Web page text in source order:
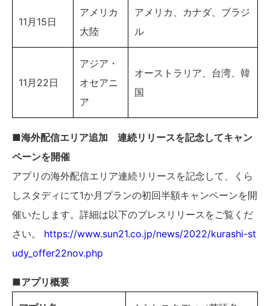
11月15日
アメリカ
大陸
アメリカ、カナダ、ブラジ
ル
11月22日
アジア・
オセアニ
ア
オーストラリア、台湾、韓
国
■海外配信エリア追加 連続リリースを記念してキャン
ペーンを開催
アプリの海外配信エリア連続リリースを記念して、くら
しスタディにて1か月プランの初回半額キャンペーンを開
催いたします。詳細は以下のプレスリリースをご覧くだ
さい。 https://www.sun21.co.jp/news/2022/kurashi-st
udy_offer22nov.php
■アプリ概要